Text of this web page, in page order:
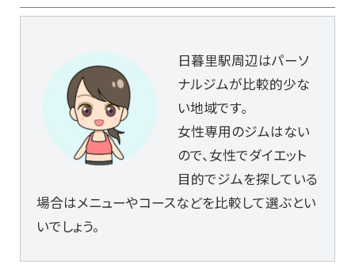
日暮里駅周辺はパーソ
ナルジムが比較的少な
い地域です。
女性専用のジムはない
ので、女性でダイエット
目的でジムを探している
場合はメニューやコースなどを比較して選ぶとい
いでしょう。